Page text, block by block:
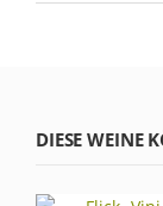
DIESE WEINE